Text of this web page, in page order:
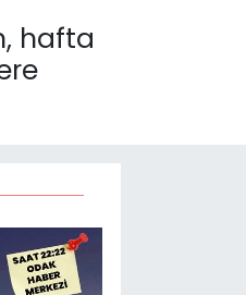
hafta